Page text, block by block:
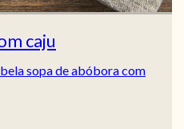
caju
sopa de abóbora com